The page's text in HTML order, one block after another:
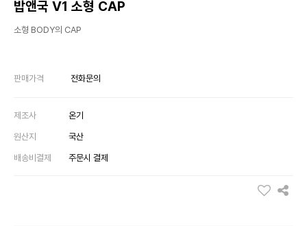
밥앤국 V1 소형 CAP
소형 BODY의 CAP
판매가격 전화문의
제조사 온기
원산지 국산
배송비결제 주문시 결제